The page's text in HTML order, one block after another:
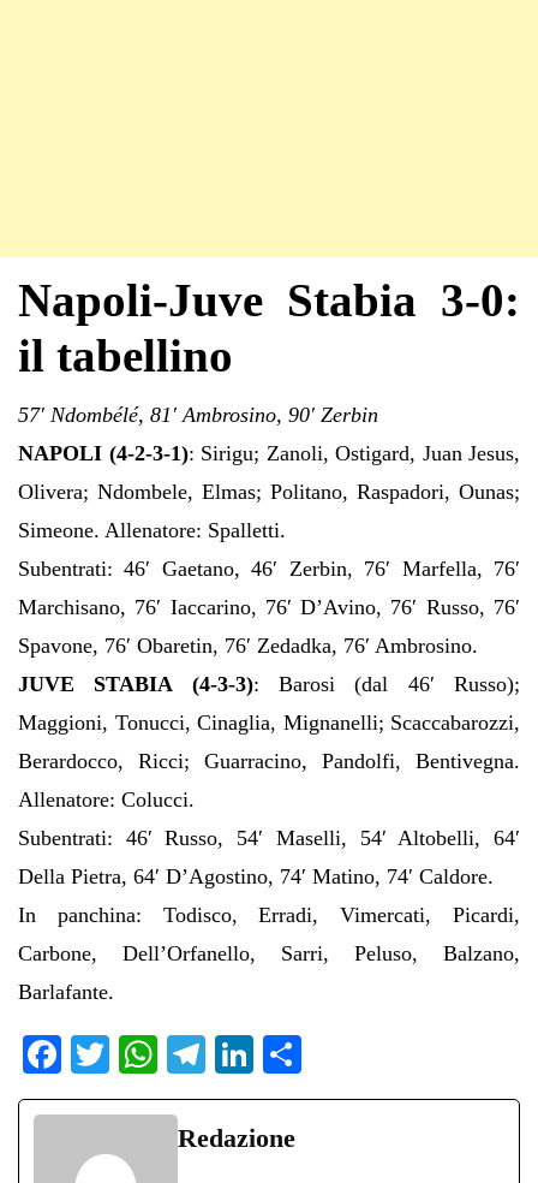
Napoli-Juve Stabia 3-0:
il tabellino
57′ Ndombélé, 81′ Ambrosino, 90′ Zerbin
NAPOLI (4-2-3-1): Sirigu; Zanoli, Ostigard, Juan Jesus,
Olivera; Ndombele, Elmas; Politano, Raspadori, Ounas;
Simeone. Allenatore: Spalletti.
Subentrati: 46′ Gaetano, 46′ Zerbin, 76′ Marfella, 76′
Marchisano, 76′ Iaccarino, 76′ D’Avino, 76′ Russo, 76′
Spavone, 76′ Obaretin, 76′ Zedadka, 76′ Ambrosino.
JUVE STABIA (4-3-3): Barosi (dal 46′ Russo);
Maggioni, Tonucci, Cinaglia, Mignanelli; Scaccabarozzi,
Berardocco, Ricci; Guarracino, Pandolfi, Bentivegna.
Allenatore: Colucci.
Subentrati: 46′ Russo, 54′ Maselli, 54′ Altobelli, 64′
Della Pietra, 64′ D’Agostino, 74′ Matino, 74′ Caldore.
In panchina: Todisco, Erradi, Vimercati, Picardi,
Carbone, Dell’Orfanello, Sarri, Peluso, Balzano,
Barlafante.
Fa
ce
ok
T
wi
r
W
ha
ts
Te
le
gr
Li
nk
ed
on
Redazione